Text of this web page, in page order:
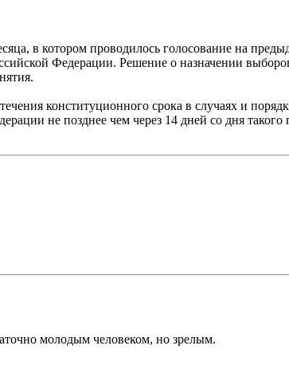
в котором проводилось голосование на
Федерации. Решение о назначении
конституционного срока в случаях и
не позднее чем через 14 дней со дня
молодым человеком, но зрелым.